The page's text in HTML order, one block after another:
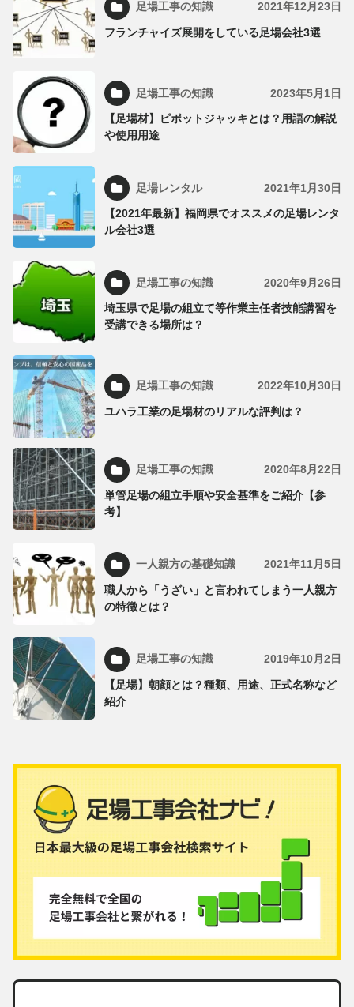
足場工事の知識 2021年12月23日
フランチャイズ展開をしている足場会社3選
足場工事の知識 2023年5月1日
【足場材】ピポットジャッキとは？用語の解説
や使用用途
足場レンタル 2021年1月30日
【2021年最新】福岡県でオススメの足場レンタ
ル会社3選
足場工事の知識 2020年9月26日
埼玉県で足場の組立て等作業主任者技能講習を
受講できる場所は？
足場工事の知識 2022年10月30日
ユハラ工業の足場材のリアルな評判は？
足場工事の知識 2020年8月22日
単管足場の組立手順や安全基準をご紹介【参
考】
一人親方の基礎知識 2021年11月5日
職人から「うざい」と言われてしまう一人親方
の特徴とは？
足場工事の知識 2019年10月2日
【足場】朝顔とは？種類、用途、正式名称など
紹介